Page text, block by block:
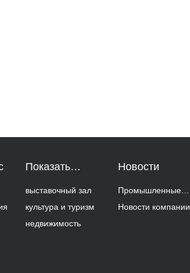
Показать
выставочный зал
культура и туризм
недвижимость
Новости
Промышленные
новости
Новости компании